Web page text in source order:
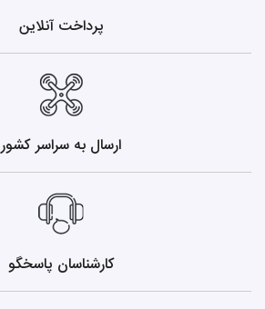
پرداخت آنلاین
ارسال به سراسر کشور
کارشناسان پاسخگو